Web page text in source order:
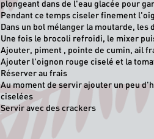
plongeant dans de l'eau glacée pour
Pendant ce temps ciseler finement
Dans un bol mélanger la moutarde, les
Une fois le brocoli refroidi, le mixer
Ajouter, piment , pointe de cumin, ail
Ajouter l'oignon rouge ciselé et la
Réserver au frais
Au moment de servir ajouter un peu
ciselées
Servir avec des crackers